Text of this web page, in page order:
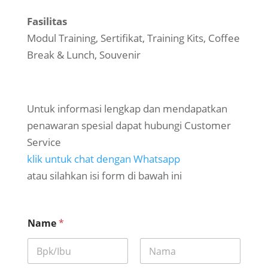
Fasilitas
Modul Training, Sertifikat, Training Kits, Coffee
Break & Lunch, Souvenir
Untuk informasi lengkap dan mendapatkan
penawaran spesial dapat hubungi Customer
Service
klik untuk chat dengan Whatsapp
atau silahkan isi form di bawah ini
Name*